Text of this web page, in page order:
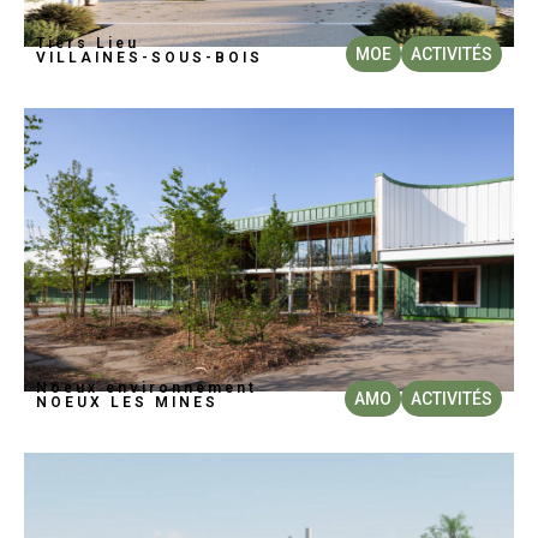
Tiers Lieu
VILLAINES-SOUS-BOIS
MOE ACTIVITÉS
Noeux environnement
NOEUX LES MINES
AMO ACTIVITÉS